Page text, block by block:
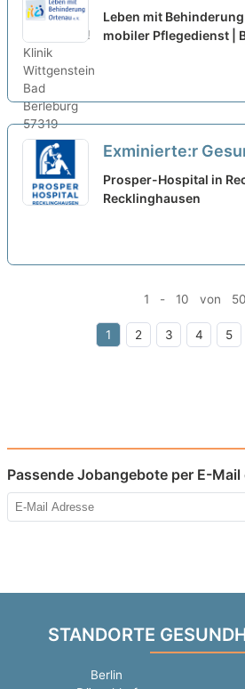
Krankenpfleger:in
Teilzeit - Hier wird
Leben mit
mobiler Pflegedienst |
Exminierte:r
Krankenpfleger:in
Palliativstation -
Prosper-Hospital in
Recklinghausen
1 - 10 von
1 2 3 4 5
Passende Jobangebote per E-Mail
STANDORTE
Berlin